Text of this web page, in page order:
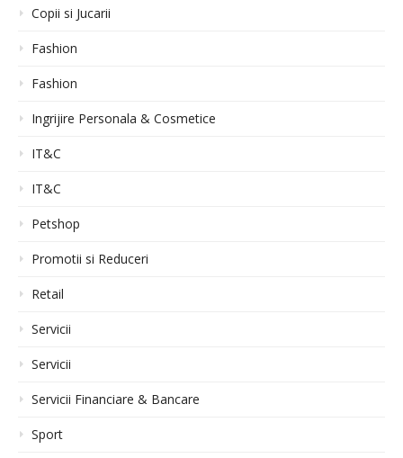
Copii si Jucarii
Fashion
Fashion
Ingrijire Personala & Cosmetice
IT&C
IT&C
Petshop
Promotii si Reduceri
Retail
Servicii
Servicii
Servicii Financiare & Bancare
Sport